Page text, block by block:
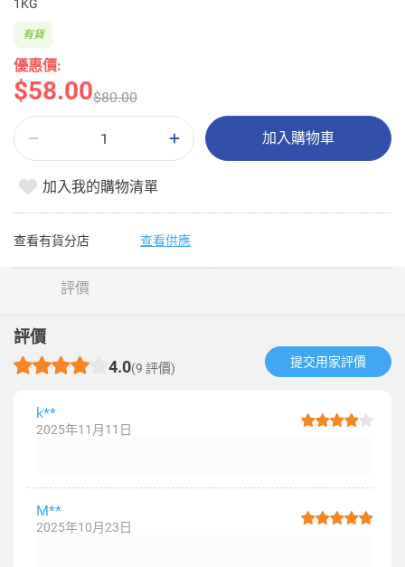
1KG
優惠價:
$58.00$80.00
有貨
加入購物車
加入我的購物清單
查看有貨分店 查看供應
評價
評價
4.0(9 評價) 提交用家評價​
k**
2025年11月11日
M**
2025年10月23日